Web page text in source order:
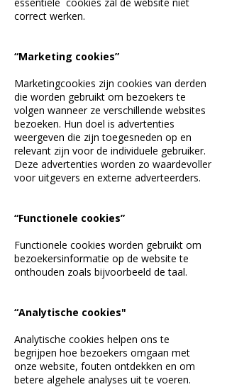
correct werken.
“Marketing cookies”
Marketingcookies zijn cookies van derden
die worden gebruikt om bezoekers te
volgen wanneer ze verschillende websites
bezoeken. Hun doel is advertenties
weergeven die zijn toegesneden op en
relevant zijn voor de individuele gebruiker.
Deze advertenties worden zo waardevoller
voor uitgevers en externe adverteerders.
“Functionele cookies”
Functionele cookies worden gebruikt om
bezoekersinformatie op de website te
onthouden zoals bijvoorbeeld de taal.
“Analytische cookies"
Analytische cookies helpen ons te
begrijpen hoe bezoekers omgaan met
onze website, fouten ontdekken en om
betere algehele analyses uit te voeren.